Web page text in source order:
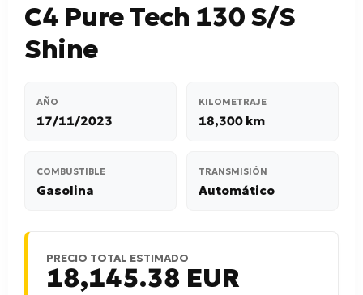
C4 Pure Tech 130 S/S
Shine
AÑO
17/11/2023
KILOMETRAJE
18,300 km
COMBUSTIBLE
Gasolina
TRANSMISIÓN
Automático
PRECIO TOTAL ESTIMADO
18,145.38 EUR